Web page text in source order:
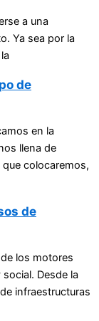
a una
Ya sea por la
de
en la
llena de
colocaremos,
de
los motores
Desde la
infraestructuras